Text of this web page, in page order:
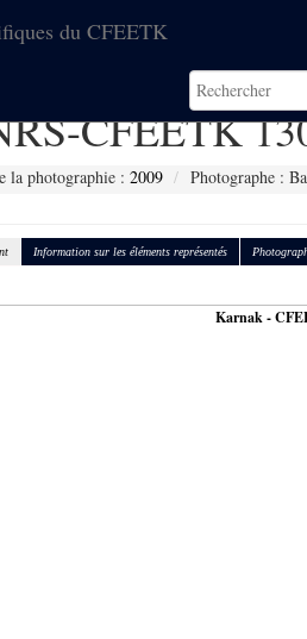
du CFEETK
CFEETK
la photographie : 2009 Photographe :
Information sur les éléments représentés